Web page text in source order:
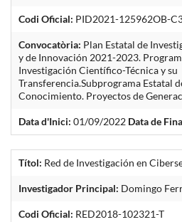
Codi Oficial: PID2021-125962OB-
Convocatòria: Plan Estatal de
y de Innovación 2021-2023.
Investigación Científico-Técnica y su
Transferencia.Subprograma Estatal
Conocimiento. Proyectos de
Data d'Inici: 01/09/2022 Data de
Títol: Red de Investigación en
Investigador Principal: Domingo
Codi Oficial: RED2018-102321-T